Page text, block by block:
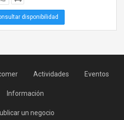
disponibilidad
Actividades Eventos
Información
un negocio